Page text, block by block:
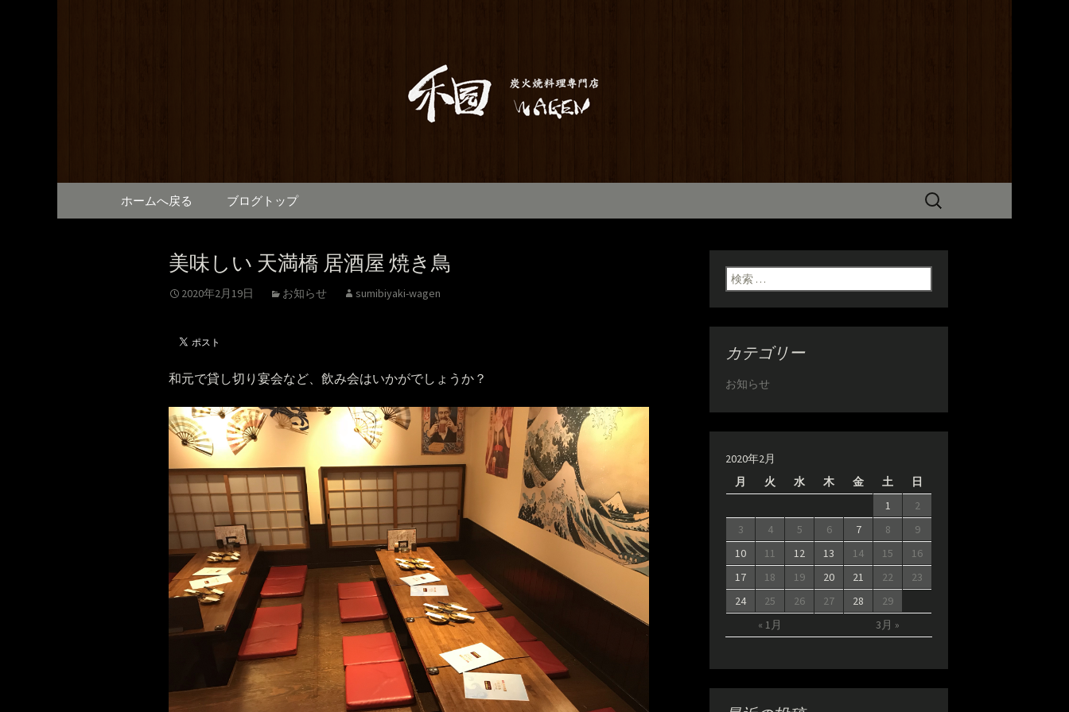
和元からのお知らせ
コンテンツへ移動
ホームへ戻る ブログトップ
検
美味しい 天満橋 居酒屋 焼き鳥
2020年2月19日 お知らせ sumibiyaki-wagen
和元で貸し切り宴会など、飲み会はいかがでしょうか？
検索:
カテゴリー
お知らせ
2020年2月
月
火 水 木 金 土 日
« 1月 3月 »
1
2
3
4 5 6 7 8
9
10
11 12 13 14 15
16
17
18 19 20 21 22
23
24
25 26 27 28 29